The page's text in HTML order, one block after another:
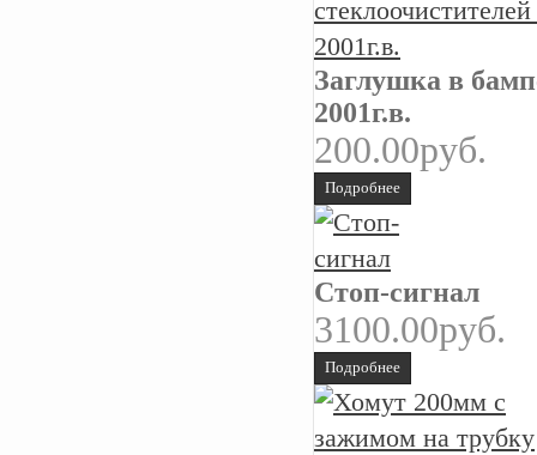
Заглушка в
2001г.в.
200.00руб.
Подробнее
Стоп-сигнал
3100.00руб.
Подробнее